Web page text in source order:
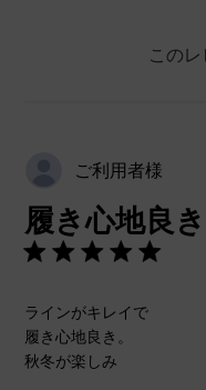
この
ご利用者様
履き心地良き
ラインがキレイで
履き心地良き。
秋冬が楽しみ